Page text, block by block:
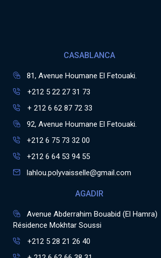
CASABLANCA
81, Avenue Houmane El Fetouaki.
+212 5 22 27 31 73
+ 212 6 62 87 72 33
92, Avenue Houmane El Fetouaki.
+212 6 75 73 32 00
+212 6 64 53 94 55
lahlou.polyvaisselle@gmail.com
AGADIR
Avenue Abderrahim Bouabid (El Hamra)
Résidence Mokhtar Soussi
+212 5 28 21 26 40